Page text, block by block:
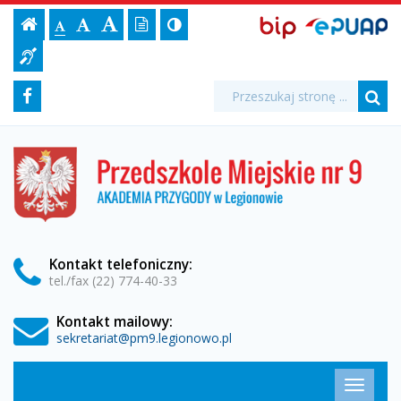
"Święto
Drzewa
w
Przedszkolu
Miejskim
nr
w
Legionowie"
Przedszkole
Ustawienia
strony
Strona
główna
Czcionka,
jejCzcionkaCzcionka
Czcionka
Wersja
tekstowa
Kontrast
(włącz/wyłącz)
Informacja
dla
BIP,
Biuletyn
Informacji
EPUAP
Media
społecznościowe
Facebook Wyszukiwarka
Formularz
wyszukiwania
Wyszukiwana
fraza:
Przedszkole
Miejskie
nr
w
Kontakt telefoniczny:
tel./fax (22) 774-40-33
Kontakt mailowy:
sekretariat@pm9.legionowo.pl